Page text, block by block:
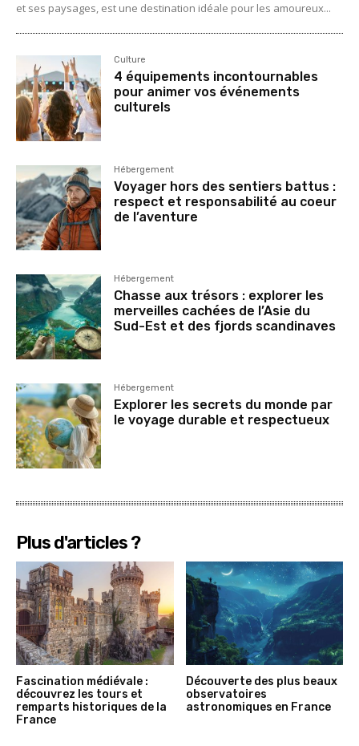
et ses paysages, est une destination idéale pour les amoureux...
Culture
4 équipements incontournables
pour animer vos événements
culturels
Hébergement
Voyager hors des sentiers battus :
respect et responsabilité au coeur
de l’aventure
Hébergement
Chasse aux trésors : explorer les
merveilles cachées de l’Asie du
Sud-Est et des fjords scandinaves
Hébergement
Explorer les secrets du monde par
le voyage durable et respectueux
Plus d'articles ?
Fascination médiévale :
découvrez les tours et
remparts historiques de la
France
Découverte des plus beaux
observatoires
astronomiques en France